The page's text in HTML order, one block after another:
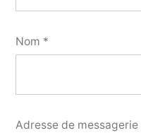
Nom *
Adresse de messagerie